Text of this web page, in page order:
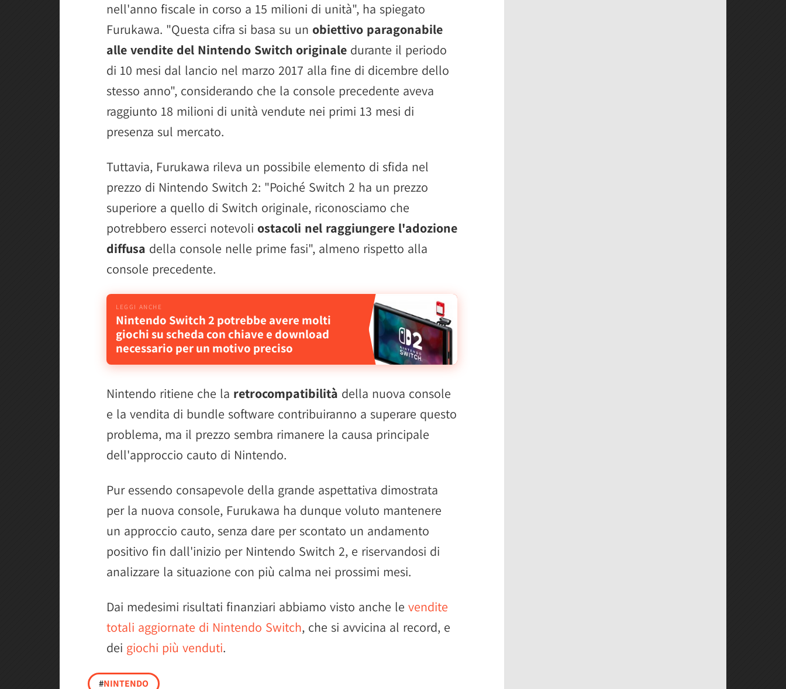
nell'anno fiscale in corso a 15 milioni di unità", ha spiegato
Furukawa. "Questa cifra si basa su un obiettivo paragonabile
alle vendite del Nintendo Switch originale durante il periodo
di 10 mesi dal lancio nel marzo 2017 alla fine di dicembre dello
stesso anno", considerando che la console precedente aveva
raggiunto 18 milioni di unità vendute nei primi 13 mesi di
presenza sul mercato.
Tuttavia, Furukawa rileva un possibile elemento di sfida nel
prezzo di Nintendo Switch 2: "Poiché Switch 2 ha un prezzo
superiore a quello di Switch originale, riconosciamo che
potrebbero esserci notevoli ostacoli nel raggiungere l'adozione
diffusa della console nelle prime fasi", almeno rispetto alla
console precedente.
Nintendo Switch 2 potrebbe avere molti
giochi su scheda con chiave e download
necessario per un motivo preciso
Nintendo ritiene che la retrocompatibilità della nuova console
e la vendita di bundle software contribuiranno a superare questo
problema, ma il prezzo sembra rimanere la causa principale
dell'approccio cauto di Nintendo.
Pur essendo consapevole della grande aspettativa dimostrata
per la nuova console, Furukawa ha dunque voluto mantenere
un approccio cauto, senza dare per scontato un andamento
positivo fin dall'inizio per Nintendo Switch 2, e riservandosi di
analizzare la situazione con più calma nei prossimi mesi.
Dai medesimi risultati finanziari abbiamo visto anche le vendite
totali aggiornate di Nintendo Switch, che si avvicina al record, e
dei giochi più venduti.
#NINTENDO